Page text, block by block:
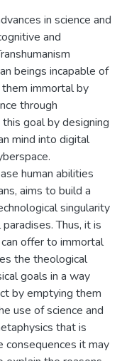
in science and
and
beings incapable of
immortal by
through
goal by designing
mind into digital
human abilities
aims to build a
singularity
Thus, it is
offer to immortal
the theological
goals in a way
by emptying them
use of science and
that is
consequences it may